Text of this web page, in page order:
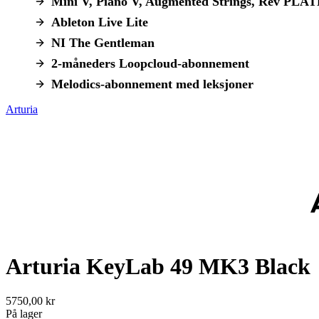
Ableton Live Lite
NI The Gentleman
2-måneders Loopcloud-abonnement
Melodics-abonnement med leksjoner
Arturia
Arturia KeyLab 49 MK3 Black
5750,00 kr
På lager